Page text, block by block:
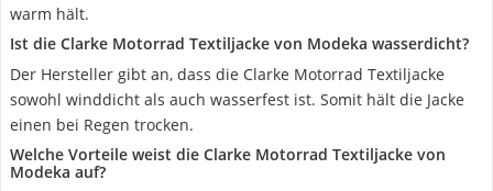
warm hält.
Ist die Clarke Motorrad Textiljacke von Modeka wasserdicht?
Der Hersteller gibt an, dass die Clarke Motorrad Textiljacke
sowohl winddicht als auch wasserfest ist. Somit hält die Jacke
einen bei Regen trocken.
Welche Vorteile weist die Clarke Motorrad Textiljacke von
Modeka auf?